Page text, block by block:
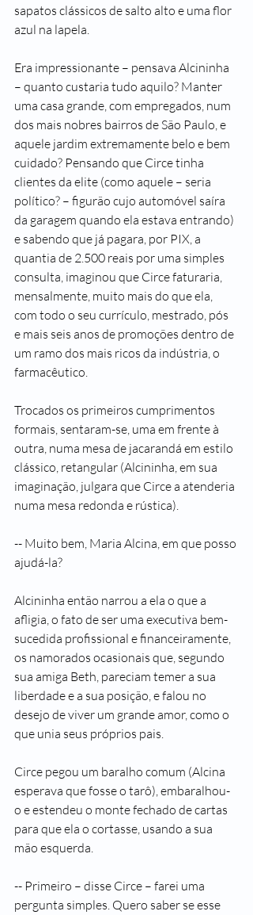
sapatos clássicos de salto alto e uma flor
azul na lapela.
Era impressionante – pensava Alcininha
– quanto custaria tudo aquilo? Manter
uma casa grande, com empregados, num
dos mais nobres bairros de São Paulo, e
aquele jardim extremamente belo e bem
cuidado? Pensando que Circe tinha
clientes da elite (como aquele – seria
político? – figurão cujo automóvel saíra
da garagem quando ela estava entrando)
e sabendo que já pagara, por PIX, a
quantia de 2.500 reais por uma simples
consulta, imaginou que Circe faturaria,
mensalmente, muito mais do que ela,
com todo o seu currículo, mestrado, pós
e mais seis anos de promoções dentro de
um ramo dos mais ricos da indústria, o
farmacêutico.
Trocados os primeiros cumprimentos
formais, sentaram-se, uma em frente à
outra, numa mesa de jacarandá em estilo
clássico, retangular (Alcininha, em sua
imaginação, julgara que Circe a atenderia
numa mesa redonda e rústica).
-- Muito bem, Maria Alcina, em que posso
ajudá-la?
Alcininha então narrou a ela o que a
afligia, o fato de ser uma executiva bem-
sucedida profissional e financeiramente,
os namorados ocasionais que, segundo
sua amiga Beth, pareciam temer a sua
liberdade e a sua posição, e falou no
desejo de viver um grande amor, como o
que unia seus próprios pais.
Circe pegou um baralho comum (Alcina
esperava que fosse o tarô), embaralhou-
o e estendeu o monte fechado de cartas
para que ela o cortasse, usando a sua
mão esquerda.
-- Primeiro – disse Circe – farei uma
pergunta simples. Quero saber se esse